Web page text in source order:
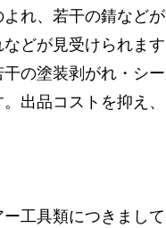
れ、若干の錆など
どが見受けられま
の塗装剥がれ・シ
出品コストを抑え
工具類につきまして